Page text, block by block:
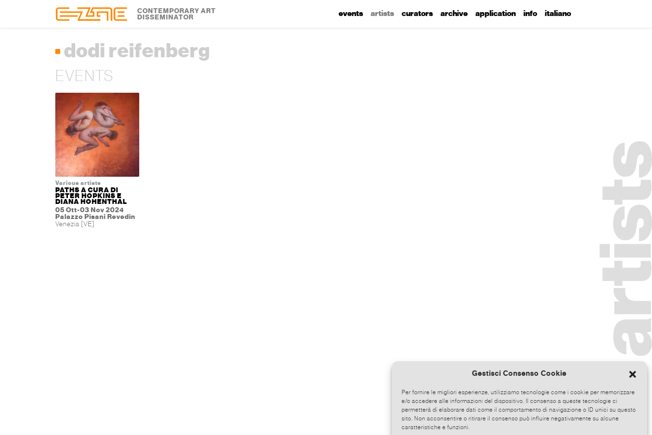
Gestisci Consenso Cookie
Per fornire le migliori esperienze, utilizziamo tecnologie come i cookie per memorizzare
e/o accedere alle informazioni del dispositivo. Il consenso a queste tecnologie ci
permetterà di elaborare dati come il comportamento di navigazione o ID unici su questo
sito. Non acconsentire o ritirare il consenso può influire negativamente su alcune
caratteristiche e funzioni.
CONTEMPORARY ART
DISSEMINATOR events artists curators archive application info italiano
dodi reifenberg
EVENTS
Various artists
PATHS A CURA DI
PETER HOPKINS E
DIANA HOHENTHAL
05 Ott-03 Nov 2024
Palazzo Pisani Revedin
Venezia [VE]